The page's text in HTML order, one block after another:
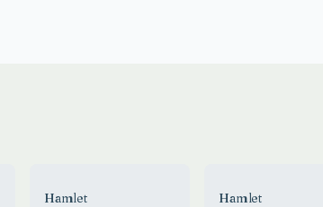
Hamlet Hamlet